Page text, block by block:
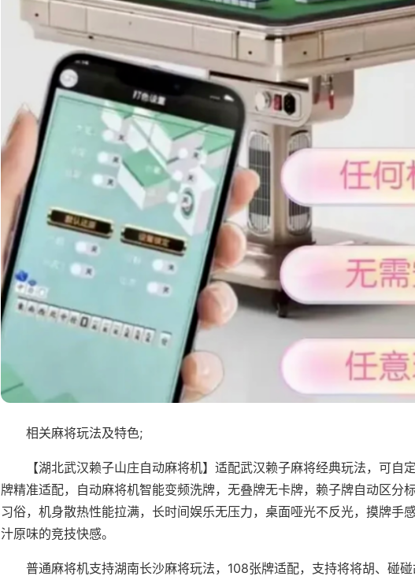
相关麻将玩法及特色;
【湖北武汉赖子山庄自动麻将机】适配武汉赖子麻将经典玩法，可自
牌精准适配，自动麻将机智能变频洗牌，无叠牌无卡牌，赖子牌自动区分
习俗，机身散热性能拉满，长时间娱乐无压力，桌面哑光不反光，摸牌手
汁原味的竞技快感。
普通麻将机支持湖南长沙麻将玩法，108张牌适配，支持将将胡、碰